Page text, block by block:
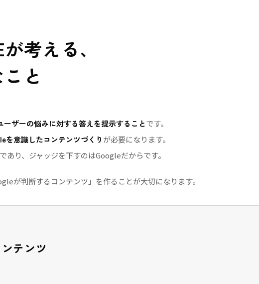
考える、
と
ーザーの悩みに対する答えを提示することです。
を意識したコンテンツづくり が必要になります。
り、ジャッジを下すのはGoogleだからです。
が判断するコンテンツ」を作ることが大切になります。
テンツ